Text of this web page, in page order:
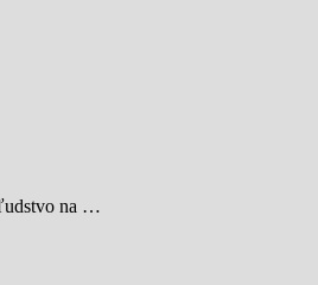
ľudstvo na …